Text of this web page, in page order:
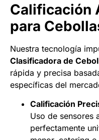
Calificación
para
Nuestra tecnología
Clasificadora de
rápida y precisa
específicas del
Calificación
Uso de sensores
perfectamente